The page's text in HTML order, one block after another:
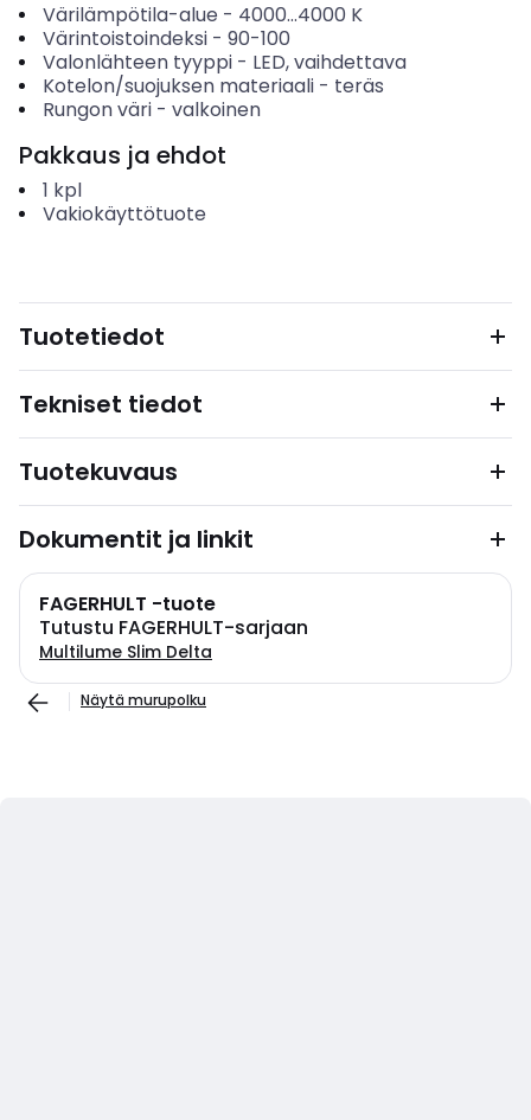
Värilämpötila-alue - 4000...4000 K
Värintoistoindeksi- 90-100
Valonlähteen tyyppi- LED, vaihdettava
Kotelon/suojuksen materiaali- teräs
Rungon väri- valkoinen
Pakkaus ja ehdot
1 kpl
Vakiokäyttötuote
Tuotetiedot
Tekniset tiedot
Tuotekuvaus
Dokumentit ja linkit
FAGERHULT -tuote
Tutustu FAGERHULT-sarjaan
Multilume Slim Delta
Näytä murupolku